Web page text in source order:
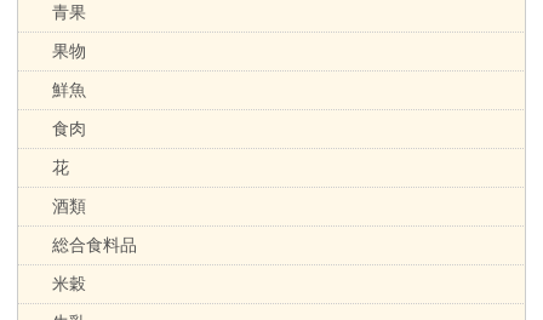
青果
果物
鮮魚
食肉
花
酒類
総合食料品
米穀